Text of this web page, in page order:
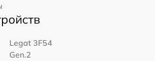
Legat 3F54
Gen.2